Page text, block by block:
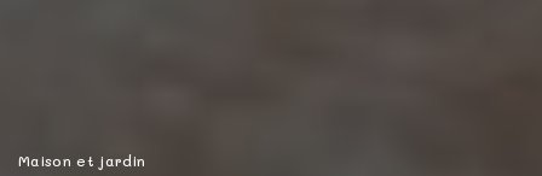
Maison et jardin